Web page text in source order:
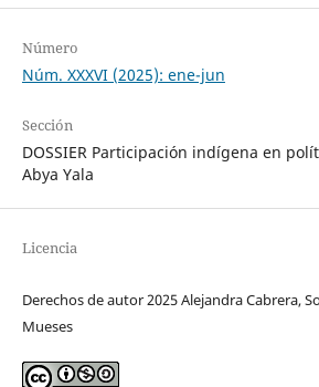
Número
Núm. XXXVI (2025): ene-jun
Sección
DOSSIER Participación indígena en
Abya Yala
Licencia
Derechos de autor 2025 Alejandra Cabrera,
Mueses